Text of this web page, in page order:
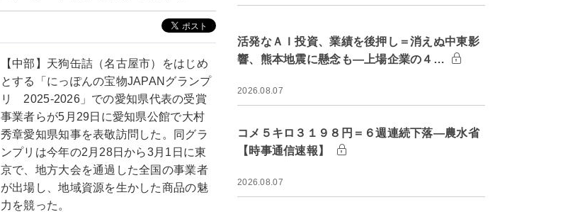
【中部】天狗缶詰（名古屋市）をはじめ
とする「にっぽんの宝物JAPANグランプ
リ 2025-2026」での愛知県代表の受賞
事業者らが5月29日に愛知県公館で大村
秀章愛知県知事を表敬訪問した。同グラ
ンプリは今年の2月28日から3月1日に東
京で、地方大会を通過した全国の事業者
が出場し、地域資源を生かした商品の魅
力を競った。
活発なＡＩ投資、業績を後押し＝消えぬ中東影
響、熊本地震に懸念も―上場企業の４…
2026.08.07
コメ５キロ３１９８円＝６週連続下落―農水省
【時事通信速報】
2026.08.07